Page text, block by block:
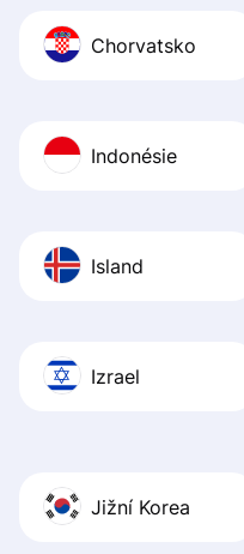
Chorvatsko
Indonésie
Island
Izrael
Jižní Korea